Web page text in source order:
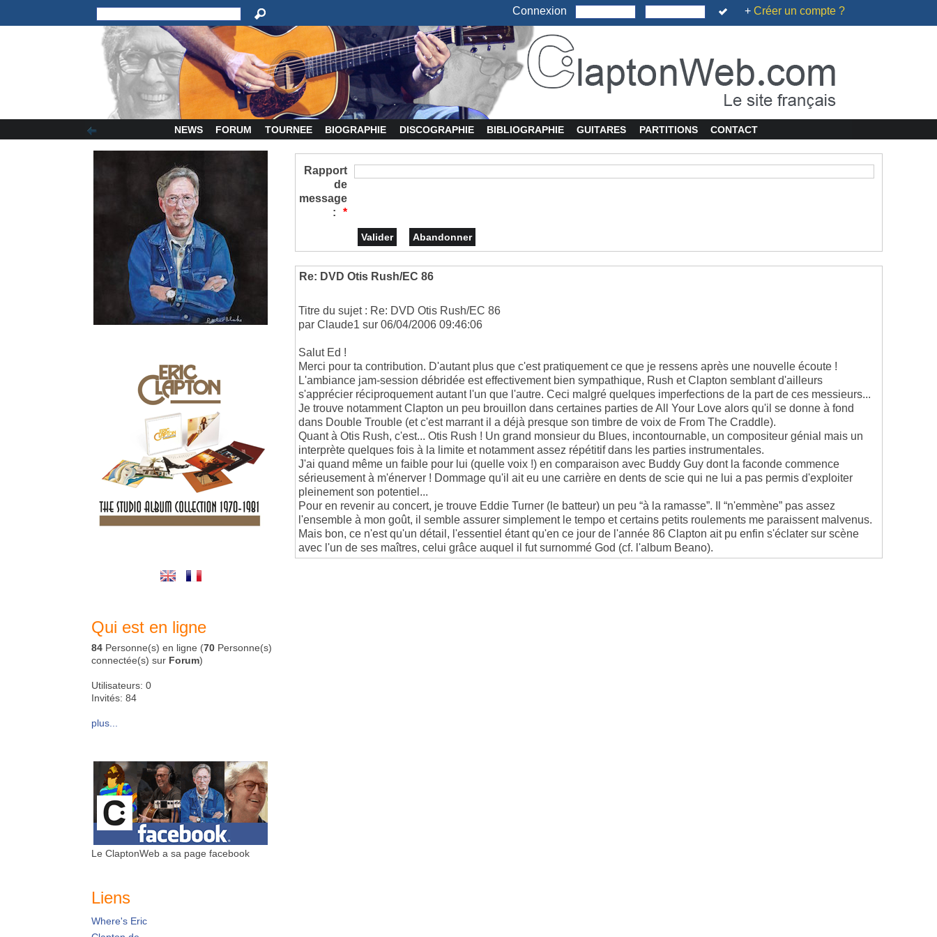
Connexion + Créer un compte ?
NEWS FORUM TOURNEE BIOGRAPHIE DISCOGRAPHIE BIBLIOGRAPHIE GUITARES PARTITIONS CONTACT
Qui est en ligne
84 Personne(s) en ligne (70 Personne(s)
connectée(s) sur Forum)
Utilisateurs: 0
Invités: 84
plus...
Le ClaptonWeb a sa page facebook
Liens
Where's Eric
Rapport
de
message
:
*
Re: DVD Otis Rush/EC 86
Titre du sujet : Re: DVD Otis Rush/EC 86
par Claude1 sur 06/04/2006 09:46:06
Salut Ed !
Merci pour ta contribution. D'autant plus que c'est pratiquement ce que je ressens après une nouvelle écoute !
L'ambiance jam-session débridée est effectivement bien sympathique, Rush et Clapton semblant d'ailleurs
s'apprécier réciproquement autant l'un que l'autre. Ceci malgré quelques imperfections de la part de ces messieurs...
Je trouve notamment Clapton un peu brouillon dans certaines parties de All Your Love alors qu'il se donne à fond
dans Double Trouble (et c'est marrant il a déjà presque son timbre de voix de From The Craddle).
Quant à Otis Rush, c'est... Otis Rush ! Un grand monsieur du Blues, incontournable, un compositeur génial mais un
interprète quelques fois à la limite et notamment assez répétitif dans les parties instrumentales.
J'ai quand même un faible pour lui (quelle voix !) en comparaison avec Buddy Guy dont la faconde commence
sérieusement à m'énerver ! Dommage qu'il ait eu une carrière en dents de scie qui ne lui a pas permis d'exploiter
pleinement son potentiel...
Pour en revenir au concert, je trouve Eddie Turner (le batteur) un peu “à la ramasse”. Il “n'emmène” pas assez
l'ensemble à mon goût, il semble assurer simplement le tempo et certains petits roulements me paraissent malvenus.
Mais bon, ce n'est qu'un détail, l'essentiel étant qu'en ce jour de l'année 86 Clapton ait pu enfin s'éclater sur scène
avec l'un de ses maîtres, celui grâce auquel il fut surnommé God (cf. l'album Beano).